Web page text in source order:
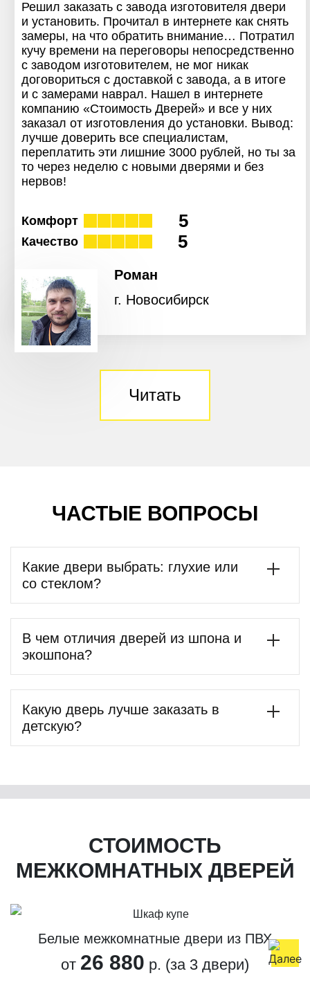
Решил заказать с завода изготовителя двери
и установить. Прочитал в интернете как снять
замеры, на что обратить внимание… Потратил
кучу времени на переговоры непосредственно
с заводом изготовителем, не мог никак
договориться с доставкой с завода, а в итоге
и с замерами наврал. Нашел в интернете
компанию «Стоимость Дверей» и все у них
заказал от изготовления до установки. Вывод:
лучше доверить все специалистам,
переплатить эти лишние 3000 рублей, но ты за
то через неделю с новыми дверями и без
нервов!
Комфорт 5
Качество 5
Роман
г. Новосибирск
Читать
ЧАСТЫЕ ВОПРОСЫ
Какие двери выбрать: глухие или
со стеклом?
В чем отличия дверей из шпона и
экошпона?
Какую дверь лучше заказать в
детскую?
СТОИМОСТЬ
МЕЖКОМНАТНЫХ ДВЕРЕЙ
Белые межкомнатные двери из ПВХ
от 26 880 р. (за 3 двери)